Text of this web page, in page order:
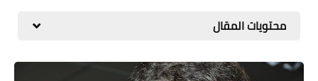
فنون
محتويات المقال